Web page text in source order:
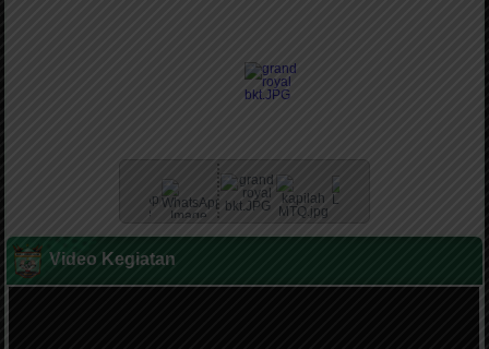
Video Kegiatan